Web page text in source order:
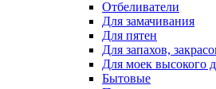
Отбеливатели
Для замачивания
Для пятен
Для запахов,
Для моек высокого
Бытовые